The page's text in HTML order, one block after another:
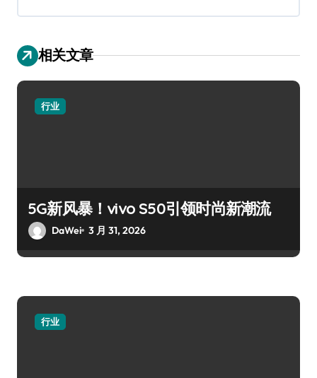
相关文章
行业
5G新风暴！vivo S50引领时尚新潮流
DaWei 3 月 31, 2026
行业